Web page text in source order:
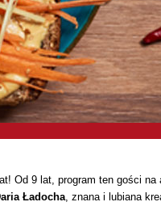
Od 9 lat, program ten gości na
Ładocha, znana i lubiana